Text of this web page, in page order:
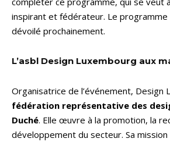
inspirant et fédérateur. Le
dévoilé prochainement.
L’asbl Design Luxembourg aux
Organisatrice de l’événement, Design
fédération représentative des
Duché. Elle œuvre à la promotion, la
développement du secteur. Sa